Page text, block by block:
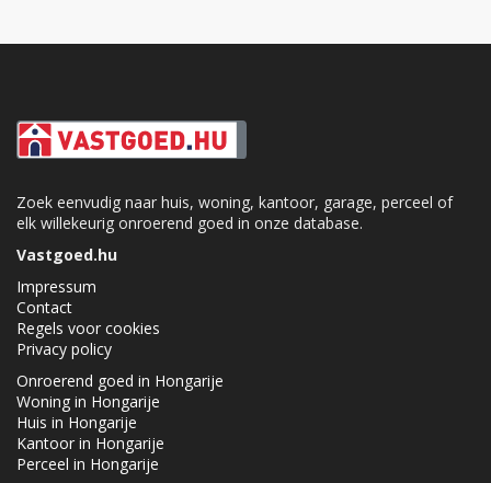
Zoek eenvudig naar huis, woning, kantoor, garage, perceel of
elk willekeurig onroerend goed in onze database.
Vastgoed.hu
Impressum
Contact
Regels voor cookies
Privacy policy
Onroerend goed in Hongarije
Woning in Hongarije
Huis in Hongarije
Kantoor in Hongarije
Perceel in Hongarije